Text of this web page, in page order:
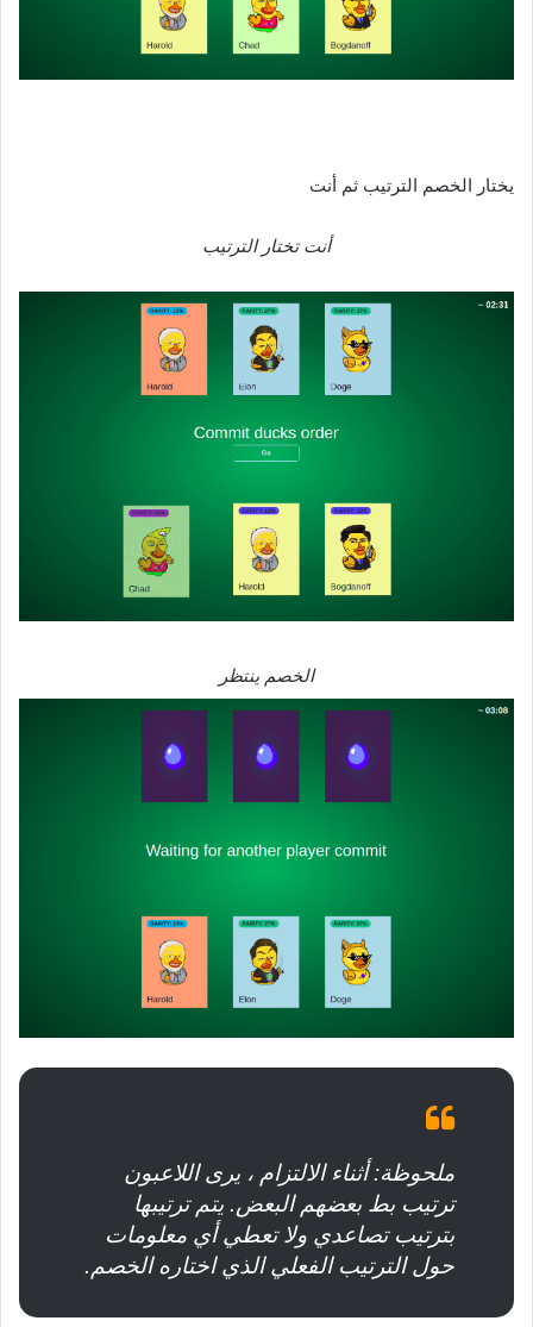
يختار الخصم الترتيب ثم أنت
أنت تختار الترتيب
الخصم ينتظر
ملحوظة: أثناء الالتزام ، يرى اللاعبون
ترتيب بط بعضهم البعض. يتم ترتيبها
بترتيب تصاعدي ولا تعطي أي معلومات
حول الترتيب الفعلي الذي اختاره الخصم.‌‌